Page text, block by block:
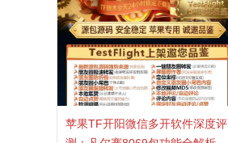
苹果TF开阳微信多开软件深度评